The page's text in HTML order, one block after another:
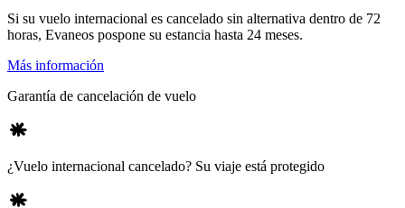
Si su vuelo internacional es cancelado sin alternativa dentro de 72
horas, Evaneos pospone su estancia hasta 24 meses.
Más información
Garantía de cancelación de vuelo
¿Vuelo internacional cancelado? Su viaje está protegido